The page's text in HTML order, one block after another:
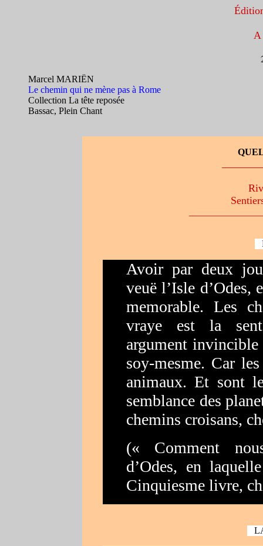
A
Marcel MARIËN
Le chemin qui ne mène pas à Rome
Collection La tête reposée
Bassac, Plein Chant
Avoir par deux
veuë l’Isle d’Odes,
memorable. Les
vraye est la
argument invincible
soy-mesme. Car
animaux. Et sont
semblance des
chemins croisans,
(« Comment
d’Odes, en
Cinquiesme livre,